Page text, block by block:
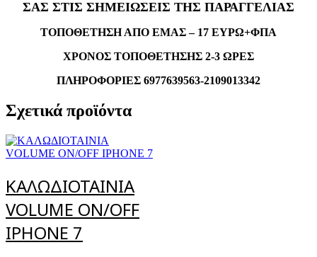
ΣΑΣ ΣΤΙΣ ΣΗΜΕΙΩΣΕΙΣ ΤΗΣ ΠΑΡΑΓΓΕΛΙΑΣ
ΤΟΠΟΘΕΤΗΣΗ ΑΠΟ ΕΜΑΣ – 17 ΕΥΡΩ+ΦΠΑ
ΧΡΟΝΟΣ ΤΟΠΟΘΕΤΗΣΗΣ 2-3 ΩΡΕΣ
ΠΛΗΡΟΦΟΡΙΕΣ 6977639563-2109013342
Σχετικά προϊόντα
ΚΑΛΩΔΙΟΤΑΙΝΙΑ
VOLUME ON/OFF
IPHONE 7